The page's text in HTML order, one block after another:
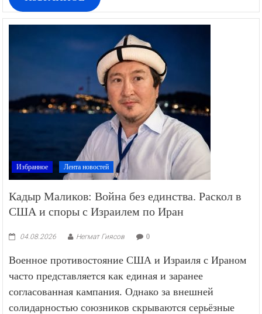
Избранное Лента новостей
Кадыр Маликов: Война без единства. Раскол в
США и споры с Израилем по Иран
04.08.2026 Негмат Гиясов 0
Военное противостояние США и Израиля с Ираном
часто представляется как единая и заранее
согласованная кампания. Однако за внешней
солидарностью союзников скрываются серьёзные